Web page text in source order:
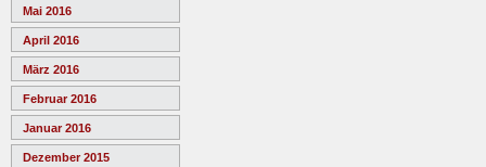
Mai 2016
April 2016
März 2016
Februar 2016
Januar 2016
Dezember 2015